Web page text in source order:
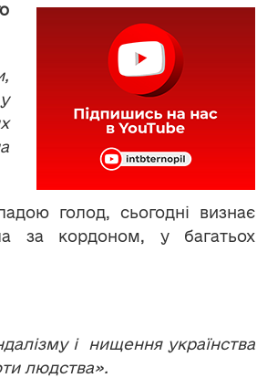
голод, сьогодні визнає
за кордоном, у багатьох
і нищення українства
людства».